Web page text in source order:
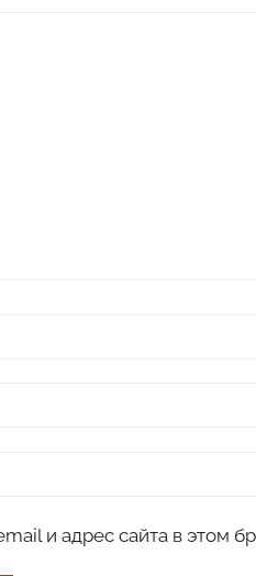
и адрес сайта в этом